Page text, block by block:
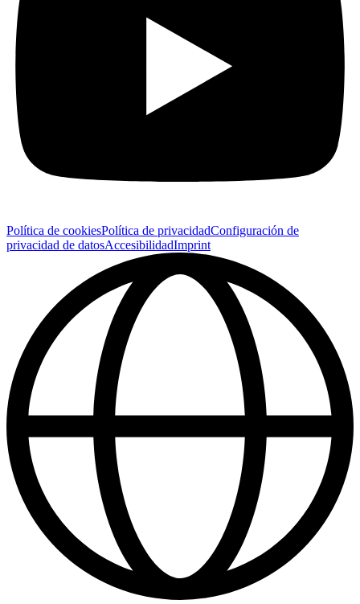
Política de cookiesPolítica de privacidadConfiguración de
privacidad de datosAccesibilidadImprint